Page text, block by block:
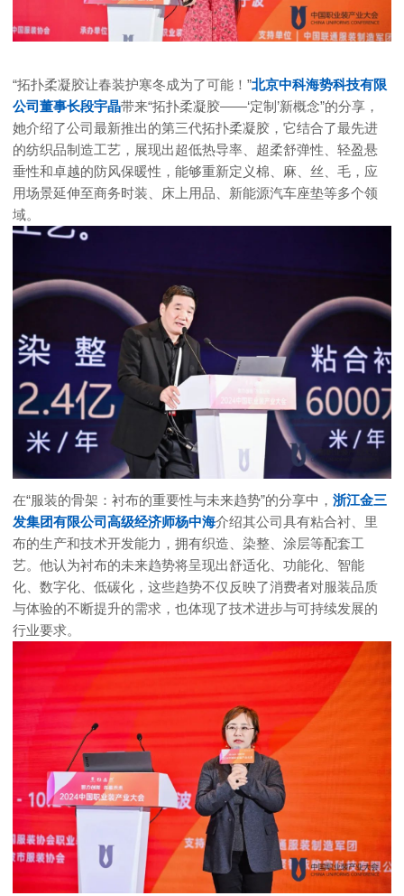
“拓扑柔凝胶让春装护寒冬成为了可能！”北京中科海势科技有限
公司董事长段宇晶带来“拓扑柔凝胶——‘定制’新概念”的分享，
她介绍了公司最新推出的第三代拓扑柔凝胶，它结合了最先进
的纺织品制造工艺，展现出超低热导率、超柔舒弹性、轻盈悬
垂性和卓越的防风保暖性，能够重新定义棉、麻、丝、毛，应
用场景延伸至商务时装、床上用品、新能源汽车座垫等多个领
域。
在“服装的骨架：衬布的重要性与未来趋势”的分享中，浙江金三
发集团有限公司高级经济师杨中海介绍其公司具有粘合衬、里
布的生产和技术开发能力，拥有织造、染整、涂层等配套工
艺。他认为衬布的未来趋势将呈现出舒适化、功能化、智能
化、数字化、低碳化，这些趋势不仅反映了消费者对服装品质
与体验的不断提升的需求，也体现了技术进步与可持续发展的
行业要求。